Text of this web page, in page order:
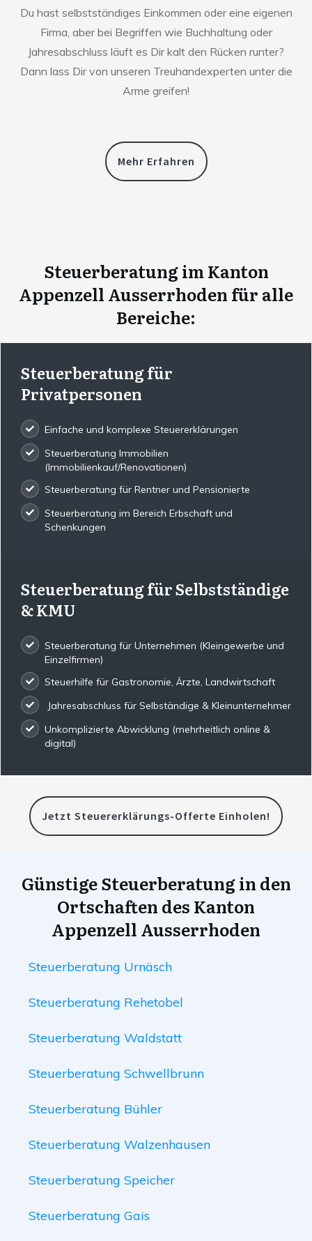
Du hast selbstständiges Einkommen oder eine eigenen
Firma, aber bei Begriffen wie Buchhaltung oder
Jahresabschluss läuft es Dir kalt den Rücken runter?
Dann lass Dir von unseren Treuhandexperten unter die
Arme greifen!
Mehr Erfahren
Steuerberatung im Kanton
Appenzell Ausserrhoden für alle
Bereiche:
Steuerberatung für
Privatpersonen
Einfache und komplexe Steuererklärungen
Steuerberatung Immobilien
(Immobilienkauf/Renovationen)
Steuerberatung für Rentner und Pensionierte
Steuerberatung im Bereich Erbschaft und
Schenkungen
Steuerberatung für Selbstständige
& KMU
Steuerberatung für Unternehmen (Kleingewerbe und
Einzelfirmen)
Steuerhilfe für Gastronomie, Ärzte, Landwirtschaft
Jahresabschluss für Selbständige & Kleinunternehmer
Unkomplizierte Abwicklung (mehrheitlich online &
digital)
Jetzt Steuererklärungs-Offerte Einholen!
Günstige Steuerberatung in den
Ortschaften des Kanton
Appenzell Ausserrhoden
Steuerberatung Urnäsch
Steuerberatung Rehetobel
Steuerberatung Waldstatt
Steuerberatung Schwellbrunn
Steuerberatung Bühler
Steuerberatung Walzenhausen
Steuerberatung Speicher
Steuerberatung Gais